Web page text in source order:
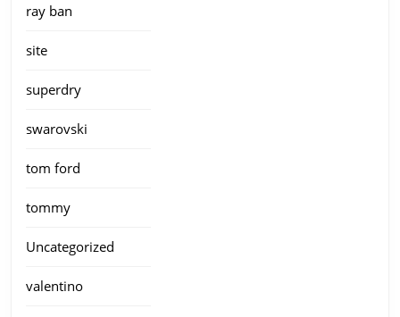
ray ban
site
superdry
swarovski
tom ford
tommy
Uncategorized
valentino